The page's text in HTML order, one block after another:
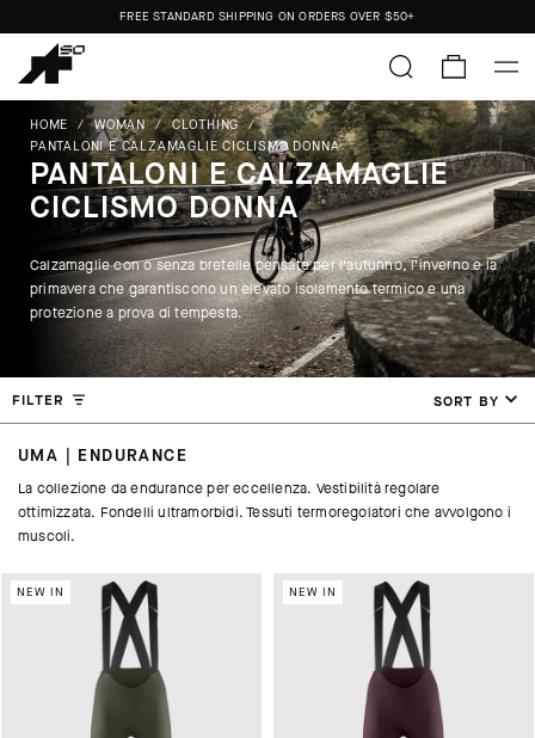
FREE STANDARD SHIPPING ON ORDERS OVER $50+
ORDERS SHIP FROM THE US.NO IMPORT DUTIES.
HOME / WOMAN / CLOTHING /
PANTALONI E CALZAMAGLIE CICLISMO DONNA
PANTALONI E CALZAMAGLIE
CICLISMO DONNA
Calzamaglie con o senza bretelle pensate per l'autunno, l'inverno e la
primavera che garantiscono un elevato isolamento termico e una
protezione a prova di tempesta.
FILTER SORT BY
UMA | ENDURANCE
La collezione da endurance per eccellenza. Vestibilità regolare
ottimizzata. Fondelli ultramorbidi. Tessuti termoregolatori che avvolgono i
muscoli.
NEW IN NEW IN